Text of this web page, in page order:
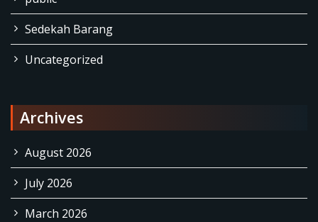
Sedekah Barang
Uncategorized
Archives
August 2026
July 2026
March 2026